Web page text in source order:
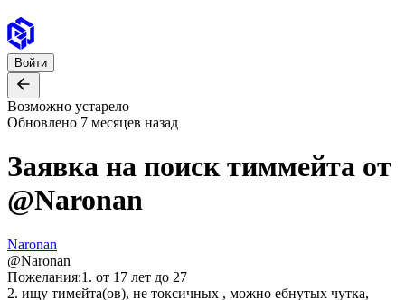
Войти
Возможно устарело
Обновлено 7 месяцев назад
Заявка на поиск тиммейта от
@Naronan
Naronan
@Naronan
Пожелания:1. от 17 лет до 27
2. ищу тимейта(ов), не токсичных , можно ебнутых чутка,